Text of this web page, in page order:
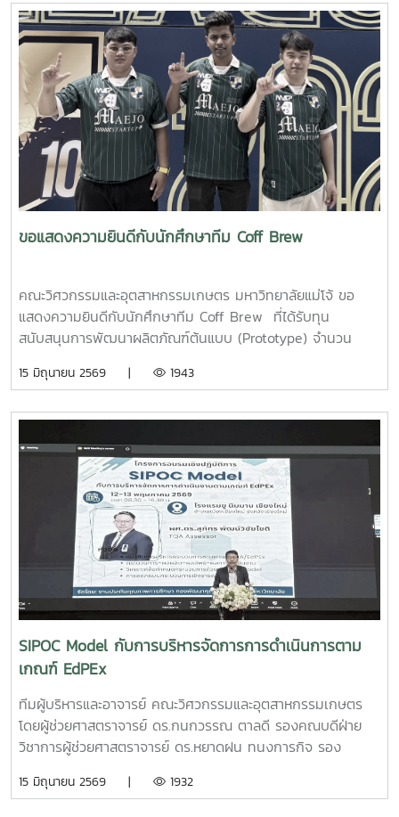
ขอแสดงความยินดีกับนักศึกษาทีม Coff Brew
คณะวิศวกรรมและอุตสาหกรรมเกษตร มหาวิทยาลัยแม่โจ้ ขอ
แสดงความยินดีกับนักศึกษาทีม Coff Brew ที่ได้รับทุน
สนับสนุนการพัฒนาผลิตภัณฑ์ต้นแบบ (Prototype) จำนวน
2026 รอบภูมิภาค ภาคเหนือ ซึ่งจัดขึ้นเมื่อวันที่ 11 พฤษภาคม
เหนือ) จังหวัดเชียงใหม่ ผลงาน“เครื่องสกัดกาแฟรูปแบบใหม่โดย
ใช้เทคโนโลยี PLU”สมาชิกทีม• นายอนุพงศ์ เขื่อนแก้วนักศึกษา
ปริญญาโท คณะวิศวกรรมและอุตสาหกรรมเกษตร• นายอาทิตย์
ด่านกระโทกนักศึกษาปริญญาโท คณะวิศวกรรมและอุตสาหกรรม
เกษตร• นายตันติกร กันนานักศึกษาปริญญาตรี คณะ
บริหารธุรกิจ• Nirmala Bhuvana Chandra
Ramisettyนักศึกษาปริญญาโท วิทยาลัยนานาชาติอาจารย์ที่
ปรึกษารองศาสตราจารย์ ดร.จตุรภัทร วาฤทธิ์คณะวิศวกรรมและ
อุตสาหกรรมเกษตรการแข่งขัน Startup Thailand League
2026 เป็นเวทีสำคัญในการส่งเสริมศักยภาพนักศึกษาด้าน
นวัตกรรมและการเป็นผู้ประกอบการรุ่นใหม่ โดยเปิดโอกาสให้
นักศึกษาได้นำเสนอแนวคิดธุรกิจและผลงานนวัตกรรมสู่การ
พัฒนาเชิงพาณิชย์ในระดับประเทศทั้งนี้ ทีม Coff Brew ได้รับ
คัดเลือกให้พัฒนาผลงานต้นแบบและเตรียมเข้าร่วมกิจกรรม
Demo Day ระหว่างวันที่ 25–27 มิถุนายน 2569 ณ ศูนย์การค้า
สยามพารากอน กรุงเทพมหานคร เพื่อจัดแสดงผลงานต่อนัก
ไปคณะวิศวกรรมและอุตสาหกรรมเกษตร ขอร่วมชื่นชมและภาค
15 มิถุนายน 2569 | 1943
SIPOC Model กับการบริหารจัดการการดำเนินการตาม
เกณฑ์ EdPEx
ทีมผู้บริหารและอาจารย์ คณะวิศวกรรมและอุตสาหกรรมเกษตร
โดยผู้ช่วยศาสตราจารย์ ดร.กนกวรรณ ตาลดี รองคณบดีฝ่าย
วิชาการผู้ช่วยศาสตราจารย์ ดร.หยาดฝน ทนงการกิจ รอง
ดร.พิไลวรรณ พรประสิทธ์ ผู้ช่วยคณบดีฝ่ายบริหารและเทคโนโลยี
15 มิถุนายน 2569 | 1932